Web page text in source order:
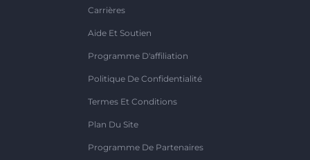
Carrières
Aide Et Soutien
Programme D'affiliation
Politique De Confidentialité
Termes Et Conditions
Plan Du Site
Programme De Partenaires